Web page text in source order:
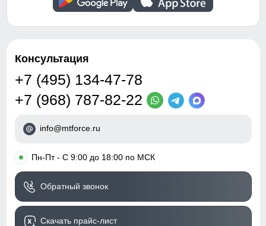
Консультация
+7 (495) 134-47-78
+7 (968) 787-82-22
info@mtforce.ru
• Пн-Пт - С 9:00 до 18:00 по МСК
Обратный звонок
Скачать прайс-лист